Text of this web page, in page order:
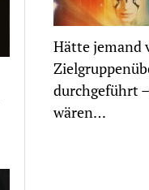
Hätte jemand
durchgeführt
wären…